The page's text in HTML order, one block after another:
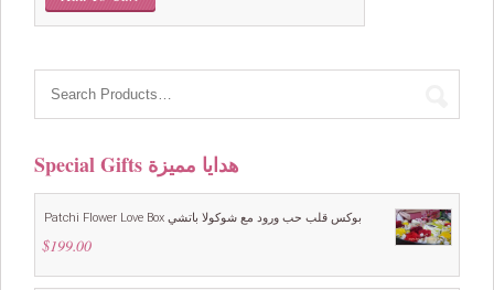
was:
Special Gifts هدايا مميزة
Patchi Flower Love Box بوكس قلب حب ورود مع شوكولا باتشي
$199.00